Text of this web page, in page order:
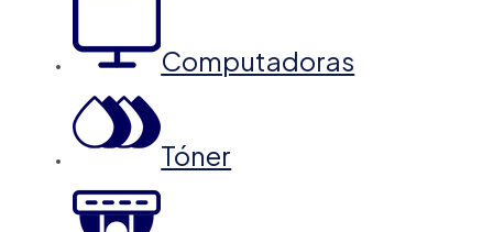
Computadoras
Tóner